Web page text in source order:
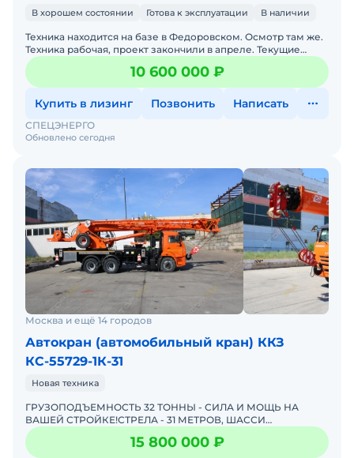
В хорошем состоянии Готова к эксплуатации В наличии
Техника находится на базе в Федоровском. Осмотр там же.
Техника рабочая, проект закончили в апреле. Текущие
проекты не требую такую технику. В хорошем состояни
10 600 000 ₽
Купить в лизинг Позвонить Написать
Обновлено сегодня
СПЕЦЭНЕРГО
Москва и ещё 14 городов
Автокран (автомобильный кран) ККЗ
КС-55729-1К-31
Новая техника
ГРУЗОПОДЪЕМНОСТЬ 32 ТОННЫ - СИЛА И МОЩЬ НА
ВАШЕЙ СТРОЙКЕ!СТРЕЛА - 31 МЕТРОВ, ШАССИ
КАМАЗ-65115 (6Х4)КАМАЗ КС-55729-1К-31 "КАМЫШИН" –
лучший кpaн для Вaше15 800 000 ₽